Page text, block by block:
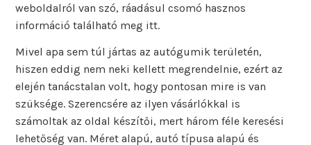
weboldalról van szó, ráadásul csomó hasznos
információ található meg itt.
Mivel apa sem túl jártas az autógumik területén,
hiszen eddig nem neki kellett megrendelnie, ezért az
elején tanácstalan volt, hogy pontosan mire is van
szüksége. Szerencsére az ilyen vásárlókkal is
számoltak az oldal készítői, mert három féle keresési
lehetőség van. Méret alapú, autó típusa alapú és